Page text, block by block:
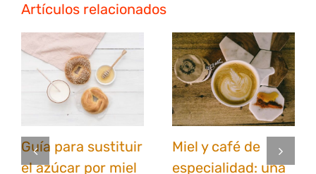
Artículos relacionados
Guía para sustituir
el azúcar por miel
Miel y café de
especialidad: una